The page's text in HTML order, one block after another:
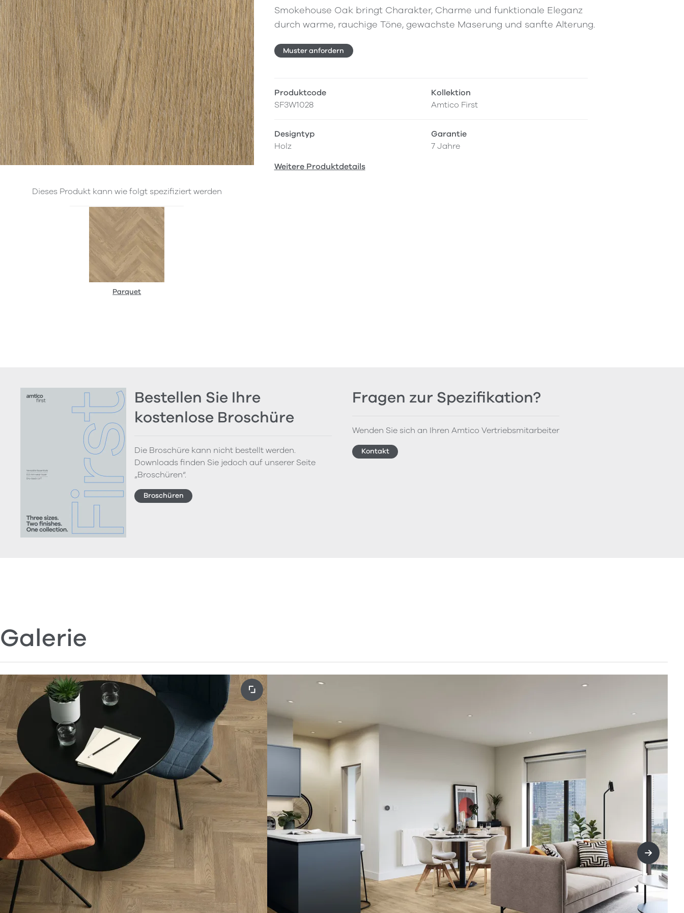
Smokehouse Oak bringt Charakter, Charme und funktionale Eleganz
durch warme, rauchige Töne, gewachste Maserung und sanfte Alterung.
Muster anfordern
Dieses Produkt kann wie folgt spezifiziert werden
Parquet
Produktcode
SF3W1028
Kollektion
Amtico First
Designtyp
Holz
Garantie
7 Jahre
Weitere Produktdetails
Bestellen Sie Ihre
kostenlose Broschüre
Die Broschüre kann nicht bestellt werden.
Downloads finden Sie jedoch auf unserer Seite
„Broschüren“.
Broschüren
Fragen zur Spezifikation?
Wenden Sie sich an Ihren Amtico Vertriebsmitarbeiter
Kontakt
Galerie